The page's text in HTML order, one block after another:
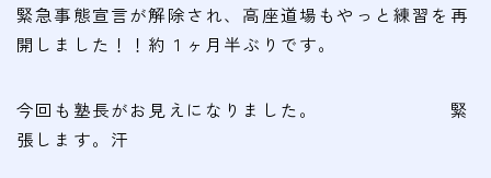
練習会場
春日井市の道場
清須市の道場
緊急事態宣言が解除され、高座道場もやっと練習を再
開しました！！約１ヶ月半ぶりです。
今回も塾長がお見えになりました。 緊
張します。汗